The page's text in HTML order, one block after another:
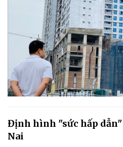
Định hình "sức hấp
Nai